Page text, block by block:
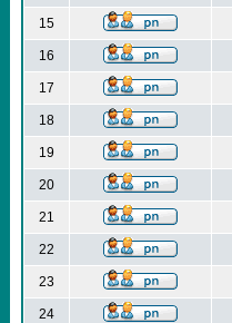
15
16
17
18
19
20
21
22
23
24